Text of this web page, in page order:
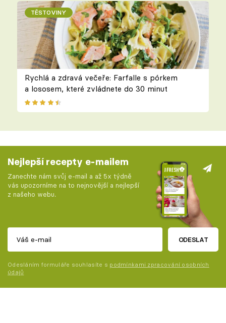
TĚSTOVINY
Rychlá a zdravá večeře: Farfalle s pórkem
a lososem, které zvládnete do 30 minut
Nejlepší recepty e-mailem
Zanechte nám svůj e-mail a až 5x týdně
vás upozorníme na to nejnovější a nejlepší
z našeho webu.
ODESLAT
Odesláním formuláře souhlasíte s podmínkami zpracování osobních
údajů